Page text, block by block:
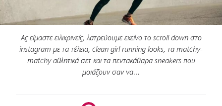
Ας είμαστε ειλικρινείς, λατρεύουμε εκείνο το scroll down στο
instagram με τα τέλεια, clean girl running looks, τα matchy-
matchy αθλητικά σετ και τα πεντακάθαρα sneakers που
μοιάζουν σαν να…